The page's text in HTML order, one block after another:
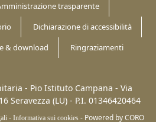
trasparente
Dichiarazione di accessibilità
& download
Ringraziamenti
- Pio Istituto Campana - Via
Seravezza (LU) - P.I. 01346420464
- Informativa sui cookies- Powered by CORO